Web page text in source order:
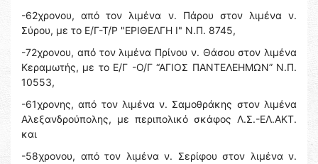
-62χρονου, από τον λιμένα ν. Πάρου στον λιμένα ν.
Σύρου, με το Ε/Γ-Τ/Ρ "ΕΡΙΘΕΛΓΗ Ι" Ν.Π. 8745,
-72χρονου, από τον λιμένα Πρίνου ν. Θάσου στον λιμένα
Κεραμωτής, με το Ε/Γ -Ο/Γ “ΑΓΙΟΣ ΠΑΝΤΕΛΕΗΜΩΝ” Ν.Π.
10553,
-61χρονης, από τον λιμένα ν. Σαμοθράκης στον λιμένα
Αλεξανδρούπολης, με περιπολικό σκάφος Λ.Σ.-ΕΛ.ΑΚΤ.
και
-58χρονου, από τον λιμένα ν. Σερίφου στον λιμένα ν.